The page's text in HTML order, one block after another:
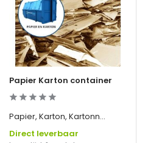
Papier Karton container
Papier, Karton, Kartonn...
Direct leverbaar